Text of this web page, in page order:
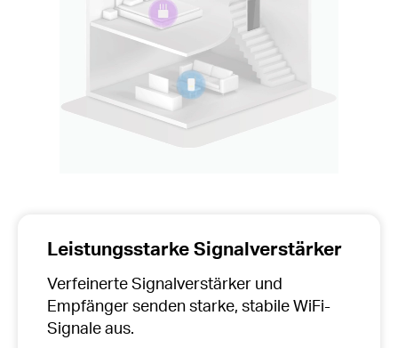
Leistungsstarke Signalverstärker
Verfeinerte Signalverstärker und
Empfänger senden starke, stabile WiFi-
Signale aus.